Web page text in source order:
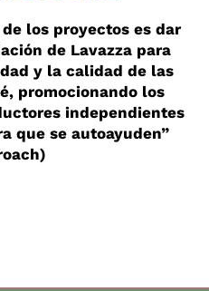
de los proyectos es dar
de Lavazza para
y la calidad de las
promocionando los
independientes
que se autoayuden”